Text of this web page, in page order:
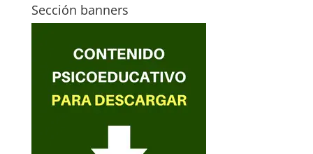
Sección banners